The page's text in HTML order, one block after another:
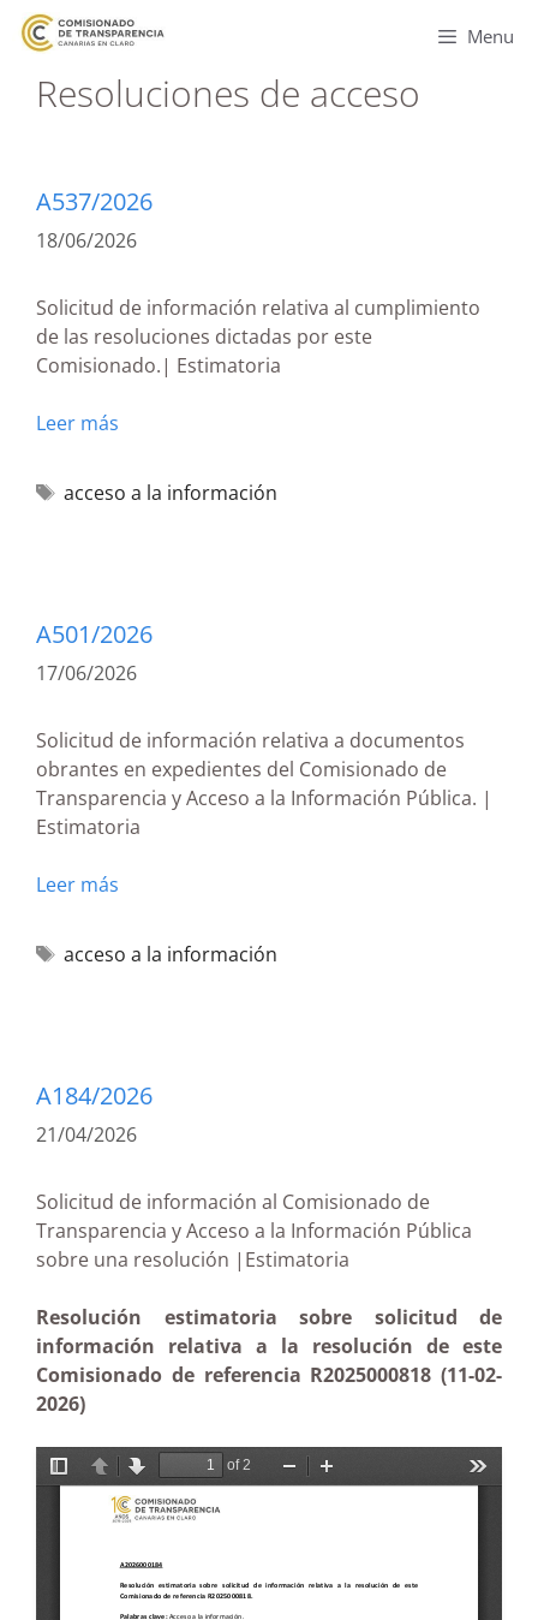
Menu
Resoluciones de acceso
A537/2026
18/06/2026
Solicitud de información relativa al cumplimiento
de las resoluciones dictadas por este
Comisionado.| Estimatoria
Leer más
acceso a la información
A501/2026
17/06/2026
Solicitud de información relativa a documentos
obrantes en expedientes del Comisionado de
Transparencia y Acceso a la Información Pública. |
Estimatoria
Leer más
acceso a la información
A184/2026
21/04/2026
Solicitud de información al Comisionado de
Transparencia y Acceso a la Información Pública
sobre una resolución |Estimatoria
Resolución estimatoria sobre solicitud de
información relativa a la resolución de este
Comisionado de referencia R2025000818 (11-02-
2026)